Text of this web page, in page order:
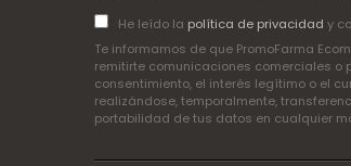
He leído la política de privacidad y
Te informamos de que PromoFarma
remitirte comunicaciones comerciales o
consentimiento, el interés legítimo o el
realizándose, temporalmente,
portabilidad de tus datos en cualquier